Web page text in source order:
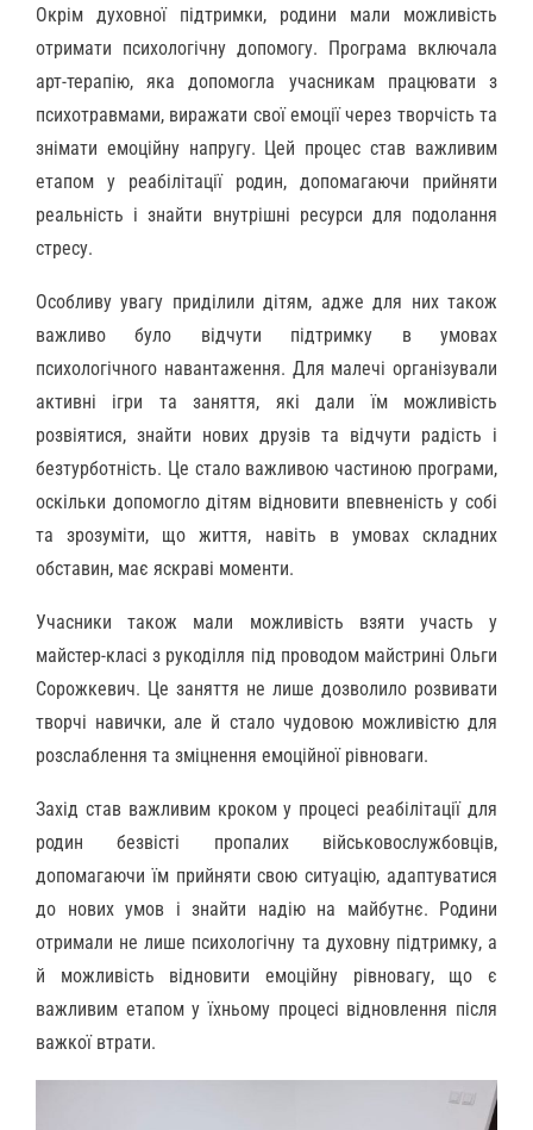
Окрім духовної підтримки, родини мали можливість
отримати психологічну допомогу. Програма включала
арт-терапію, яка допомогла учасникам працювати з
психотравмами, виражати свої емоції через творчість та
знімати емоційну напругу. Цей процес став важливим
етапом у реабілітації родин, допомагаючи прийняти
реальність і знайти внутрішні ресурси для подолання
стресу.
Особливу увагу приділили дітям, адже для них також
важливо було відчути підтримку в умовах
психологічного навантаження. Для малечі організували
активні ігри та заняття, які дали їм можливість
розвіятися, знайти нових друзів та відчути радість і
безтурботність. Це стало важливою частиною програми,
оскільки допомогло дітям відновити впевненість у собі
та зрозуміти, що життя, навіть в умовах складних
обставин, має яскраві моменти.
Учасники також мали можливість взяти участь у
майстер-класі з рукоділля під проводом майстрині Ольги
Сорожкевич. Це заняття не лише дозволило розвивати
творчі навички, але й стало чудовою можливістю для
розслаблення та зміцнення емоційної рівноваги.
Захід став важливим кроком у процесі реабілітації для
родин безвісті пропалих військовослужбовців,
допомагаючи їм прийняти свою ситуацію, адаптуватися
до нових умов і знайти надію на майбутнє. Родини
отримали не лише психологічну та духовну підтримку, а
й можливість відновити емоційну рівновагу, що є
важливим етапом у їхньому процесі відновлення після
важкої втрати.